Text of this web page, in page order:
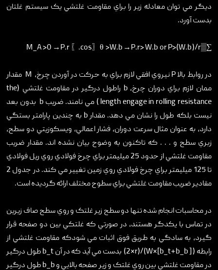
ديگر مي توان معادله زير را براي مقاومت غلتشي يک سيستم غلتان
بدست آورد.
∑▒M_A >0 →P.r 〖.cos〗⁡θ >W.b →P.r> W.b or P>(W.b )/r
در روابط بالا P نيروي افقي لازم براي به حرکت در آوردن چرخ، M مقدار
ممان لازم براي دوران چرخ، b راطول درگير در مقاومت غلتشي (the
length engage in rolling resistance ) مي نامند. ضريب b بدون بعد
نيست بلکه طول را نشان مي دهد. مقدار b به چندين پارامتر بستگي
دارد، به عنوان مثال سرعت دوران، فشار اعمالي، ويسکوزيتي دو سطح،
زبري سطح و . . . که تاکنون به وضوح بيان نشده اند. مقدار ضريب
مقاومت غلتشي از حدود 25 ميليمتر براي چرخ فولادي روي ريل فولادي
تا 125 ميليمتر براي چرخ فولادي روي زمين تغيير مي کند. در جدول 2
مقادير ضريب مقاومت غلتشي براي سطوح مختلف ارائه گرديده است.
در محاسبات انجام شده تنها دو سطح زير غلتک و روي سطح صاف زيرين
در تماس با يکدگر هستند، در صورتي که غلتکي بين دو صفحه قرار
گيرد، به سادگي به طريق فوق اثبات مي شودکه مقاومت غلتشي از
رابطه ( W×[b_t+b_b ])/(2×r) بدست مي آيد که در آن b_t طول درگير
در مقاومت غلتشي بين روي غلتک و زير صفحه بالايي و b_b طول درگير